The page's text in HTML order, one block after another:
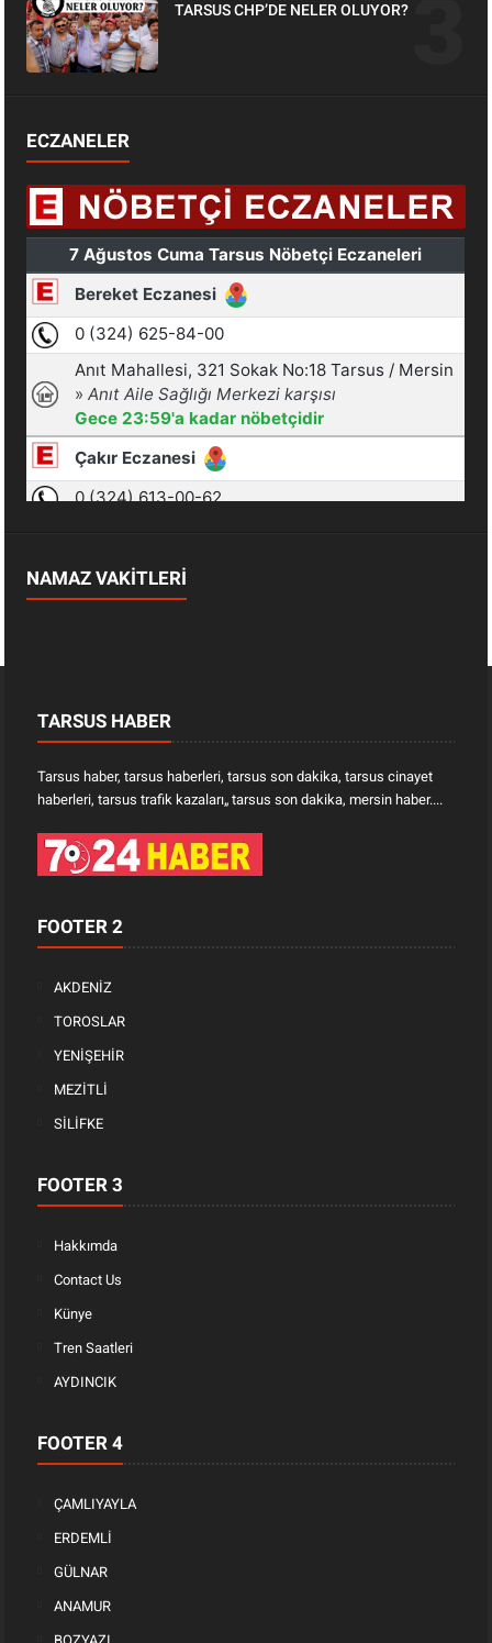
TARSUS CHP’DE NELER OLUYOR?
ECZANELER
NAMAZ VAKİTLERİ
TARSUS HABER
Tarsus haber, tarsus haberleri, tarsus son dakika, tarsus cinayet
haberleri, tarsus trafik kazaları„ tarsus son dakika, mersin haber....
FOOTER 2
AKDENİZ
TOROSLAR
YENİŞEHİR
MEZİTLİ
SİLİFKE
FOOTER 3
Hakkımda
Contact Us
Künye
Tren Saatleri
AYDINCIK
FOOTER 4
ÇAMLIYAYLA
ERDEMLİ
GÜLNAR
ANAMUR